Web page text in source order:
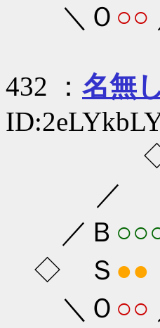
＼Ｏ ○○
432 ： 名無
◇
／
／Ｂ
◇ Ｓ ●●
＼Ｏ ○○